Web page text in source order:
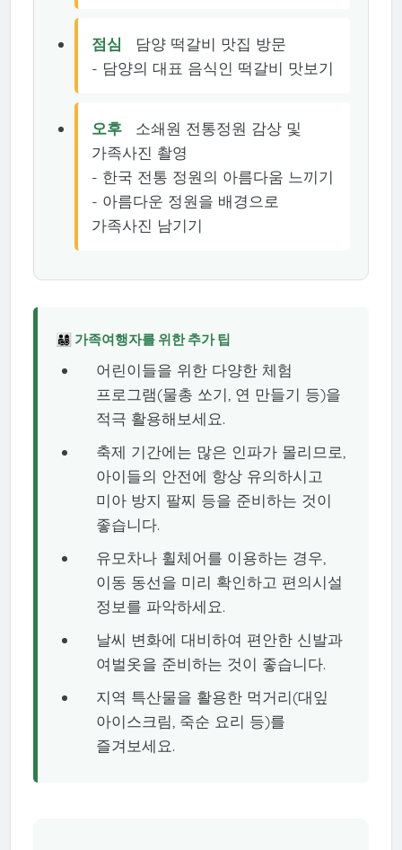
점심
담양 떡갈비 맛집 방문
- 담양의 대표 음식인 떡갈비 맛보기
오후
소쇄원 전통정원 감상 및
가족사진 촬영
- 한국 전통 정원의 아름다움 느끼기
- 아름다운 정원을 배경으로
가족사진 남기기
👨‍👩‍👧‍👦 가족여행자를 위한 추가 팁
어린이들을 위한 다양한 체험
프로그램(물총 쏘기, 연 만들기 등)을
적극 활용해보세요.
축제 기간에는 많은 인파가 몰리므로,
아이들의 안전에 항상 유의하시고
미아 방지 팔찌 등을 준비하는 것이
좋습니다.
유모차나 휠체어를 이용하는 경우,
이동 동선을 미리 확인하고 편의시설
정보를 파악하세요.
날씨 변화에 대비하여 편안한 신발과
여벌옷을 준비하는 것이 좋습니다.
지역 특산물을 활용한 먹거리(대잎
아이스크림, 죽순 요리 등)를
즐겨보세요.